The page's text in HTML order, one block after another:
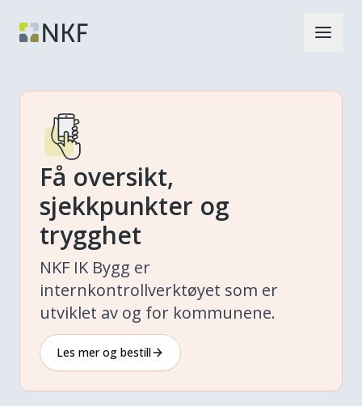
Få oversikt,
sjekkpunkter og
trygghet
NKF IK Bygg er
internkontrollverktøyet som er
utviklet av og for kommunene.
Les mer og bestill